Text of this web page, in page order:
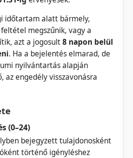
időtartam alatt bármely,
megszűnik, vagy a
azt a jogosult8 napon belül
. Ha a bejelentés elmarad, de
nyilvántartás alapján
az engedély visszavonásra
(0–24)
bejegyzett tulajdonosként
történő igényléshez